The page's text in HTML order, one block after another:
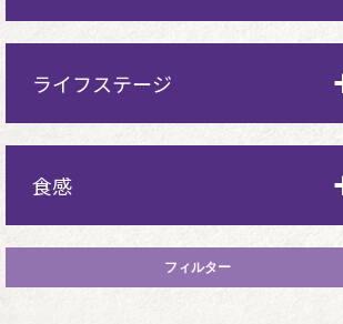
トリーツ（おやつ）
ライフステージ
食感
グレービー仕立て